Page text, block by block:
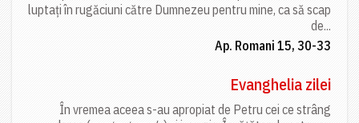
luptați în rugăciuni către Dumnezeu pentru mine, ca să scap
de...
Ap. Romani 15, 30-33
Evanghelia zilei
În vremea aceea s-au apropiat de Petru cei ce strâng